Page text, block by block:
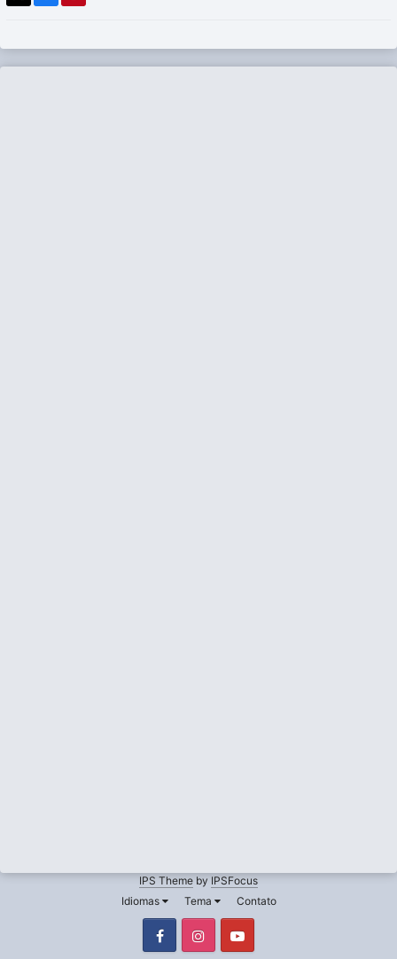
IPS Theme by IPSFocus
Idiomas
Tema Contato
FacebookInstagram